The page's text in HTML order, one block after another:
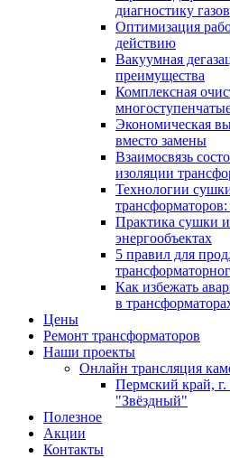
диагностику газов
Оптимизация
действию
Вакуумная
преимущества
Комплексная
Экономическая
вместо замены
Взаимосвязь
изоляции
Технологии
Практика сушки
энергообъектах
5 правил для
Как избежать
в
Цены
Ремонт трансформаторов
Наши проекты
Онлайн трансляция
Пермский край, г.
"Звёздный"
Полезное
Акции
Контакты